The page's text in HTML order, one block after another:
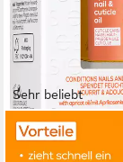
Sehr beliebt
ESSIE
Nagelpflegeöl